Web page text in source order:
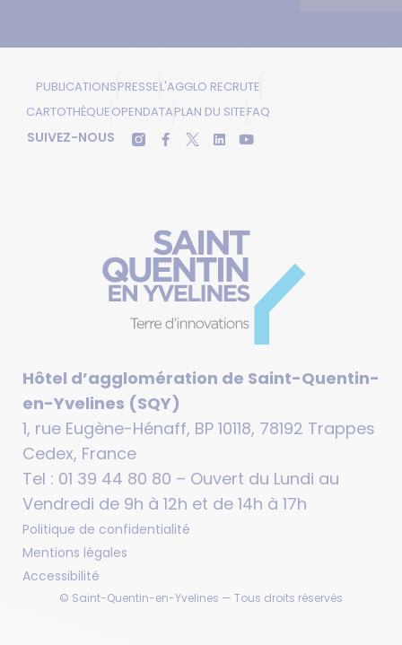
PUBLICATIONSPRESSEL'AGGLO RECRUTE
CARTOTHÈQUEOPENDATAPLAN DU SITEFAQ
SUIVEZ-NOUS
Hôtel d’agglomération de Saint-Quentin-
en-Yvelines (SQY)
1, rue Eugène-Hénaff, BP 10118, 78192 Trappes
Cedex, France
Tel : 01 39 44 80 80 – Ouvert du Lundi au
Vendredi de 9h à 12h et de 14h à 17h
Politique de confidentialité
Mentions légales
Accessibilité
© Saint-Quentin-en-Yvelines — Tous droits réservés